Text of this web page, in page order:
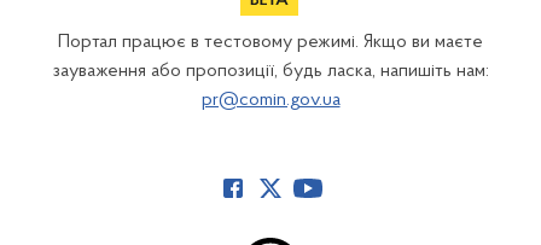
Портал працює в тестовому режимі. Якщо ви маєте
зауваження або пропозиції, будь ласка, напишіть нам:
pr@comin.gov.ua